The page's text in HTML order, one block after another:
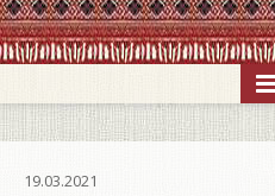
19.03.2021